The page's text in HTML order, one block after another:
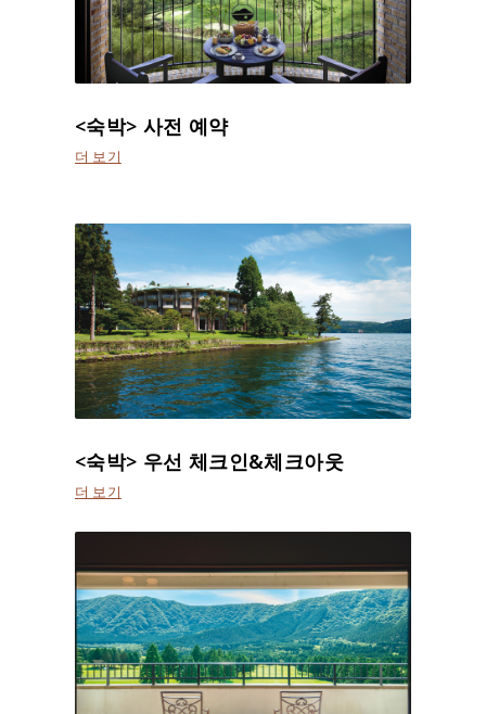
<숙박> 사전 예약
더 보기
<숙박> 우선 체크인&체크아웃
더 보기